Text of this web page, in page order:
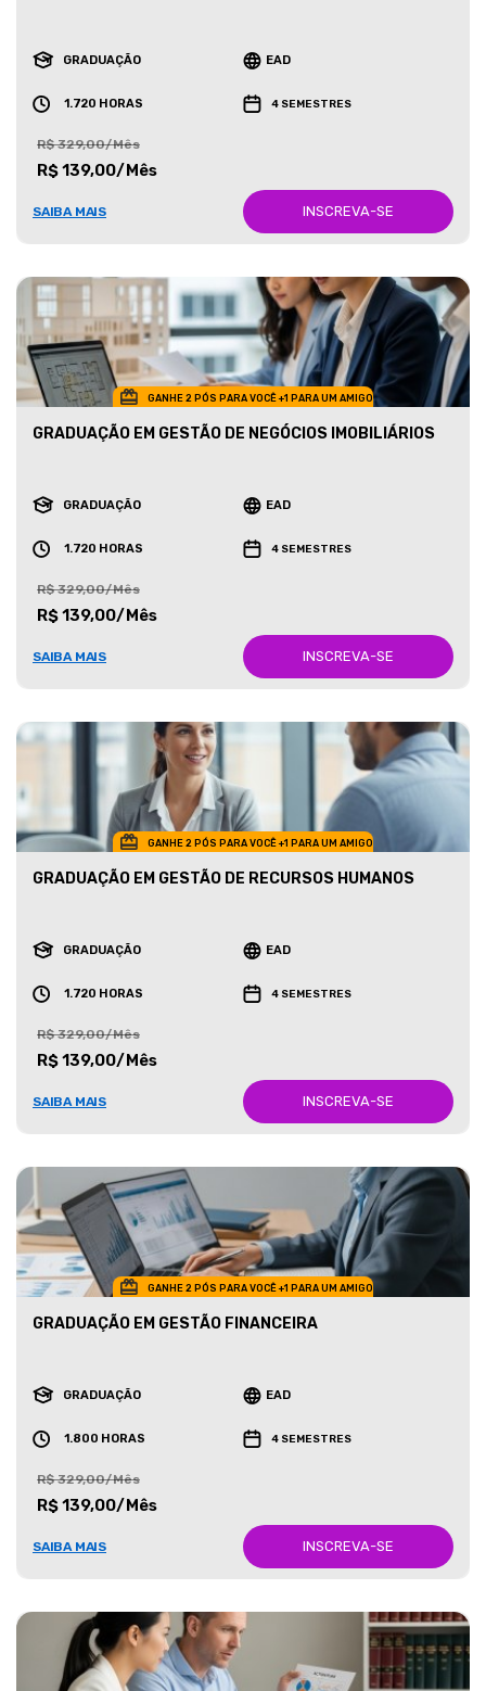
GRADUAÇÃO EAD
1.720 HORAS 4 SEMESTRES
R$ 329,00/Mês
R$ 139,00/Mês
SAIBA MAIS INSCREVA-SE
GANHE 2 PÓS PARA VOCÊ +1 PARA UM AMIGO
GRADUAÇÃO EM GESTÃO DE NEGÓCIOS IMOBILIÁRIOS
GRADUAÇÃO EAD
1.720 HORAS 4 SEMESTRES
R$ 329,00/Mês
R$ 139,00/Mês
SAIBA MAIS INSCREVA-SE
GANHE 2 PÓS PARA VOCÊ +1 PARA UM AMIGO
GRADUAÇÃO EM GESTÃO DE RECURSOS HUMANOS
GRADUAÇÃO EAD
1.720 HORAS 4 SEMESTRES
R$ 329,00/Mês
R$ 139,00/Mês
SAIBA MAIS INSCREVA-SE
GANHE 2 PÓS PARA VOCÊ +1 PARA UM AMIGO
GRADUAÇÃO EM GESTÃO FINANCEIRA
GRADUAÇÃO EAD
1.800 HORAS 4 SEMESTRES
R$ 329,00/Mês
R$ 139,00/Mês
SAIBA MAIS INSCREVA-SE